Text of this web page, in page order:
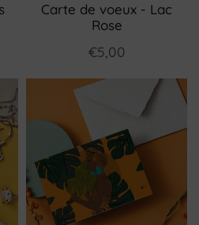
Carte de voeux - Lac
Rose
€5,00